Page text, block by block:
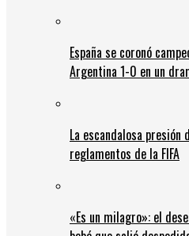
España se coronó
Argentina 1-0 en un
La escandalosa presión
reglamentos de la FIFA
«Es un milagro»: el